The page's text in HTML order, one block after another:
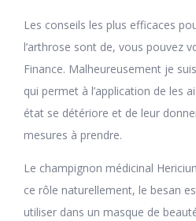
Les conseils les plus efficaces
l’arthrose sont de, vous pouvez
Finance. Malheureusement je
qui permet à l’application de les
état se détériore et de leur
mesures à prendre.
Le champignon médicinal
ce rôle naturellement, le besan
utiliser dans un masque de